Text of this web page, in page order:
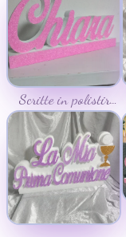
Scritte in polistirolo 3